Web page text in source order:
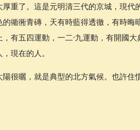
重了。這是元明清三代的京城，現
衚衕青磚，天有時藍得透徹，有時
有五四運動，一二·九運動，有開國
現在的人。
很曬，就是典型的北方氣候。也許住